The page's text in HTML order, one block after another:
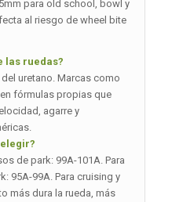
para old school, bowl y
al riesgo de wheel bite
las ruedas?
uretano. Marcas como
fórmulas propias que
agarre y
de park: 99A-101A. Para
95A-99A. Para cruising y
más dura la rueda, más